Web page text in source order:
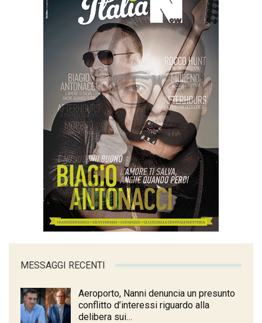
MESSAGGI RECENTI
Aeroporto, Nanni denuncia un presunto
conflitto d’interessi riguardo alla
delibera sui…